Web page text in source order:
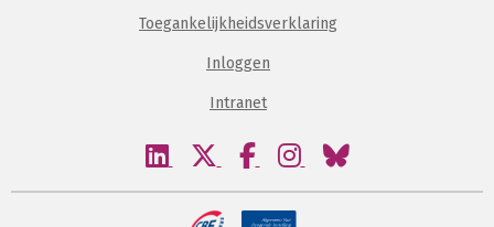
Toegankelijkheidsverklaring
Inloggen
Intranet
Bezoek
linkedin
Bezoek
twitter
Bezoek
facebook
Bezoek
instagram
Bezoek